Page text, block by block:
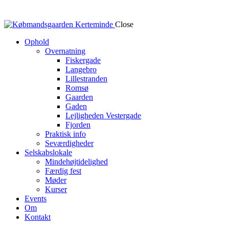
Close
Ophold
Overnatning
Fiskergade
Langebro
Lillestranden
Romsø
Gaarden
Gaden
Lejligheden Vestergade
Fjorden
Praktisk info
Seværdigheder
Selskabslokale
Mindehøjtidelighed
Færdig fest
Møder
Kurser
Events
Om
Kontakt